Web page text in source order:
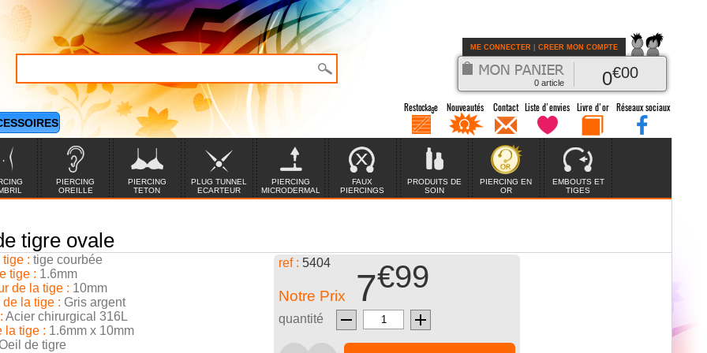
0 article 0€00
ME CONNECTER CREER MON COMPTE
PIERCING
OREILLE
PIERCING
TETON
PLUG TUNNEL
ECARTEUR
PIERCING
MICRODERMAL
FAUX
PIERCINGS
PRODUITS DE
SOIN
PIERCING EN
OR
EMBOUTS ET
TIGES
tigre ovale
ref : 5404
Notre Prix 7€99
quantité
tige : tige courbée
tige : 1.6mm
de la tige : 10mm
la tige : Gris argent
Acier chirurgical 316L
la tige : 1.6mm x 10mm
de tigre